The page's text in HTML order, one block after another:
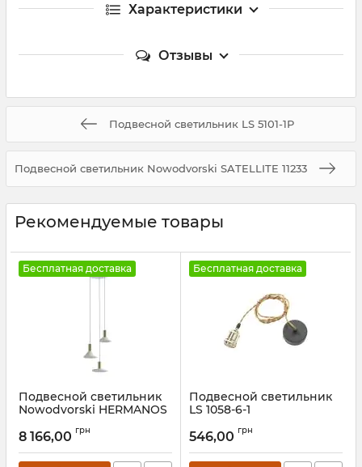
Характеристики
Отзывы
Подвесной светильник LS 5101-1P
Подвесной светильник Nowodvorski SATELLITE 11233
Рекомендуемые товары
Бесплатная доставка
Подвесной светильник
Nowodvorski HERMANOS
Артикул:8031
8 166,00 грн
Бесплатная доставка
Подвесной светильник
LS 1058-6-1
546,00 грн